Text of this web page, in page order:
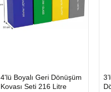
HIZLI
GÖNDERİ
4'lü Boyalı Geri Dönüşüm
Kovası Seti 216 Litre